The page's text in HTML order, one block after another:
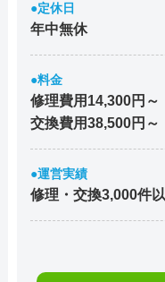
●定休日
年中無休
●料金
修理費用14,300円～
交換費用38,500円～
●運営実績
修理・交換3,000件